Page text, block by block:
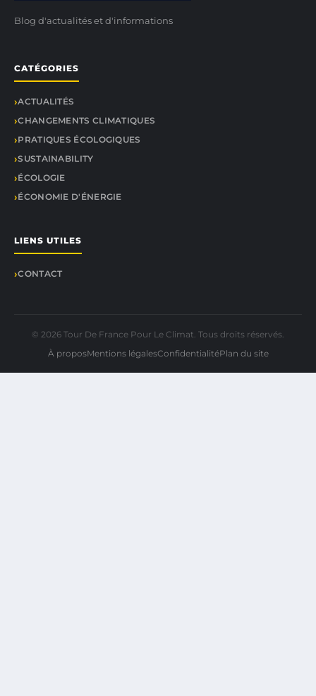
Blog d'actualités et d'informations
CATÉGORIES
ACTUALITÉS
CHANGEMENTS CLIMATIQUES
PRATIQUES ÉCOLOGIQUES
SUSTAINABILITY
ÉCOLOGIE
ÉCONOMIE D'ÉNERGIE
LIENS UTILES
CONTACT
© 2026 Tour De France Pour Le Climat. Tous droits réservés.
À proposMentions légalesConfidentialitéPlan du site